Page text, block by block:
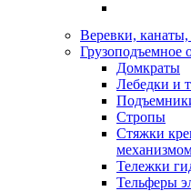
Веревки,
Грузоподъемное
Домкраты
Лебедки и
Стропы
Стяжки
Тележки
Тельферы